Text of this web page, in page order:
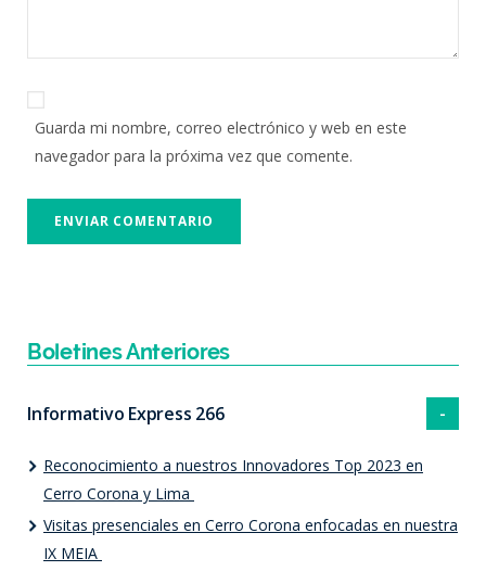
Guarda mi nombre, correo electrónico y web en este
navegador para la próxima vez que comente.
Boletines Anteriores
Informativo Express 266
Reconocimiento a nuestros Innovadores Top 2023 en
Cerro Corona y Lima
Visitas presenciales en Cerro Corona enfocadas en nuestra
IX MEIA